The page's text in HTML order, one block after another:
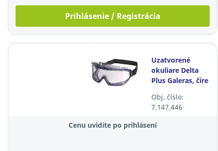
Prihlásenie / Registrácia
Uzatvorené
okuliare Delta
Plus Galeras, číre
Obj. číslo:
7.147.446
Cenu uvidíte po prihlásení